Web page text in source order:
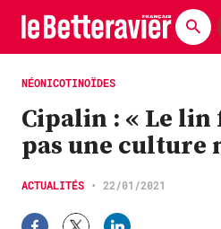
Actualités
Économie
Agronomie
Matériels
NÉONICOTINOÏDES
Cipalin : « Le lin
pas une culture
ACTUALITÉS • 22/01/2021